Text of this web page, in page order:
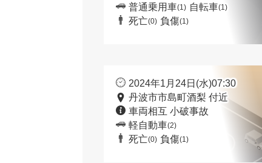
普通乗用車(1) 自転車(1)
死亡(0) 負傷(1)
2024年1月24日(水)07:30
丹波市市島町酒梨 付近
車両相互 小破事故
軽自動車(2)
死亡(0) 負傷(1)